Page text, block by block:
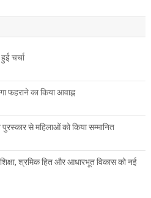
चर्चा
फहराने का किया आवाह्न
से महिलाओं को किया सम्मानित
श्रमिक हित और आधारभूत विकास को नई